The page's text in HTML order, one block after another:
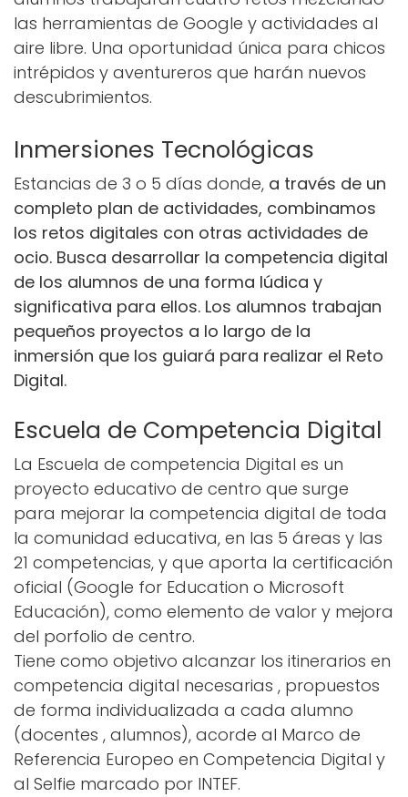
las herramientas de Google y actividades al
aire libre. Una oportunidad única para chicos
intrépidos y aventureros que harán nuevos
descubrimientos.
Inmersiones Tecnológicas
Estancias de 3 o 5 días donde, a través de un
completo plan de actividades, combinamos
los retos digitales con otras actividades de
ocio. Busca desarrollar la competencia digital
de los alumnos de una forma lúdica y
significativa para ellos. Los alumnos trabajan
pequeños proyectos a lo largo de la
inmersión que los guiará para realizar el Reto
Digital.
Escuela de Competencia Digital
La Escuela de competencia Digital es un
proyecto educativo de centro que surge
para mejorar la competencia digital de toda
la comunidad educativa, en las 5 áreas y las
21 competencias, y que aporta la certificación
oficial (Google for Education o Microsoft
Educación), como elemento de valor y mejora
del porfolio de centro.
Tiene como objetivo alcanzar los itinerarios en
competencia digital necesarias , propuestos
de forma individualizada a cada alumno
(docentes , alumnos), acorde al Marco de
Referencia Europeo en Competencia Digital y
al Selfie marcado por INTEF.